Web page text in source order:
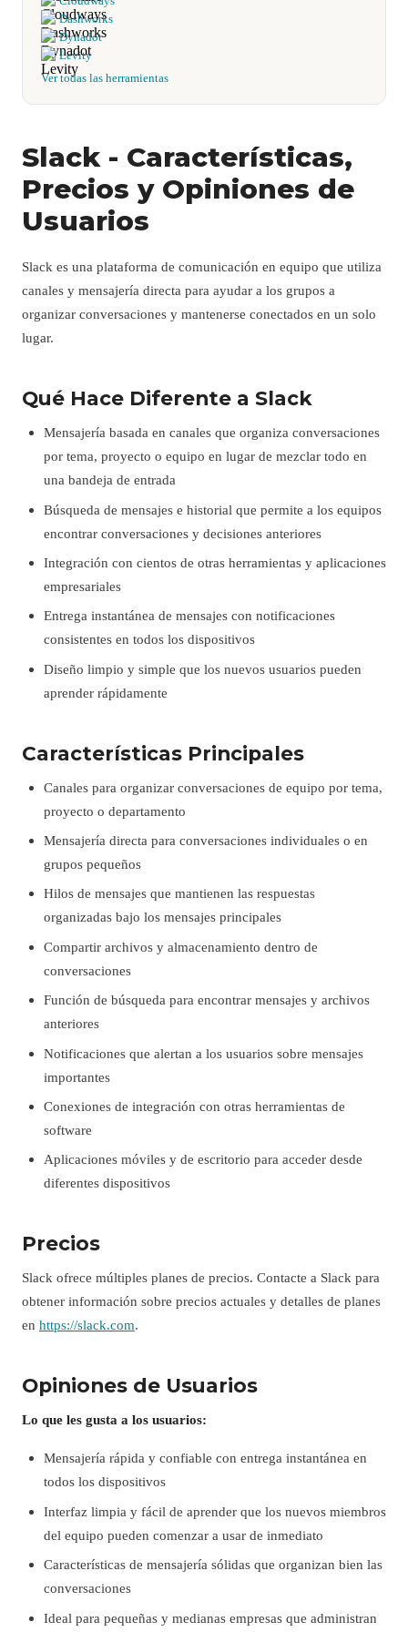
Dashworks
Dynadot
Levity
Ver todas las herramientas
Slack - Características,
Precios y Opiniones de
Usuarios
Slack es una plataforma de comunicación en equipo que utiliza
canales y mensajería directa para ayudar a los grupos a
organizar conversaciones y mantenerse conectados en un solo
lugar.
Qué Hace Diferente a Slack
Mensajería basada en canales que organiza conversaciones
por tema, proyecto o equipo en lugar de mezclar todo en
una bandeja de entrada
Búsqueda de mensajes e historial que permite a los equipos
encontrar conversaciones y decisiones anteriores
Integración con cientos de otras herramientas y aplicaciones
empresariales
Entrega instantánea de mensajes con notificaciones
consistentes en todos los dispositivos
Diseño limpio y simple que los nuevos usuarios pueden
aprender rápidamente
Características Principales
Canales para organizar conversaciones de equipo por tema,
proyecto o departamento
Mensajería directa para conversaciones individuales o en
grupos pequeños
Hilos de mensajes que mantienen las respuestas
organizadas bajo los mensajes principales
Compartir archivos y almacenamiento dentro de
conversaciones
Función de búsqueda para encontrar mensajes y archivos
anteriores
Notificaciones que alertan a los usuarios sobre mensajes
importantes
Conexiones de integración con otras herramientas de
software
Aplicaciones móviles y de escritorio para acceder desde
diferentes dispositivos
Precios
Slack ofrece múltiples planes de precios. Contacte a Slack para
obtener información sobre precios actuales y detalles de planes
en https://slack.com.
Opiniones de Usuarios
Lo que les gusta a los usuarios:
Mensajería rápida y confiable con entrega instantánea en
todos los dispositivos
Interfaz limpia y fácil de aprender que los nuevos miembros
del equipo pueden comenzar a usar de inmediato
Características de mensajería sólidas que organizan bien las
conversaciones
Ideal para pequeñas y medianas empresas que administran